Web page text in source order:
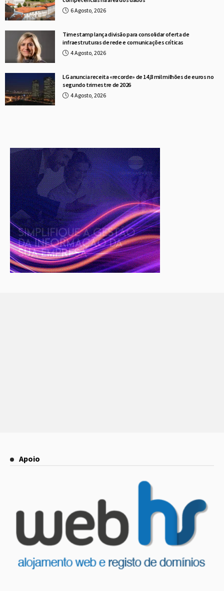
6 Agosto, 2026
Timestamp lança divisão para consolidar oferta de
infraestruturas de rede e comunicações críticas
4 Agosto, 2026
LG anuncia receita «recorde» de 14,8 mil milhões de euros no
segundo trimestre de 2026
4 Agosto, 2026
Apoio